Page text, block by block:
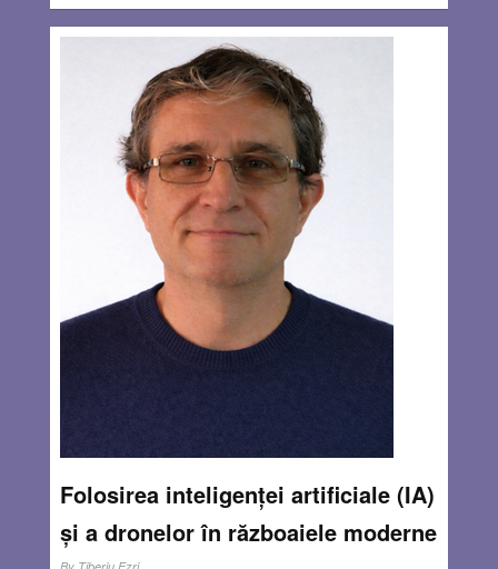
Folosirea inteligenței artificiale (IA)
și a dronelor în războaiele moderne